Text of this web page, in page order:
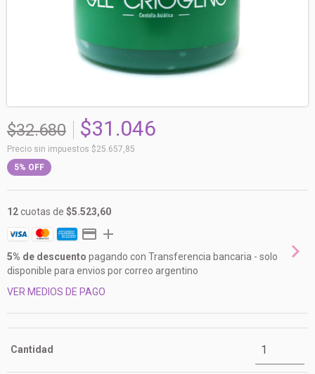
$32.680 $31.046
Precio sin impuestos $25.657,85
5% OFF
12cuotas de $5.523,60
5% de descuento pagando con Transferencia bancaria - solo
disponible para envios por correo argentino
VER MEDIOS DE PAGO
Cantidad